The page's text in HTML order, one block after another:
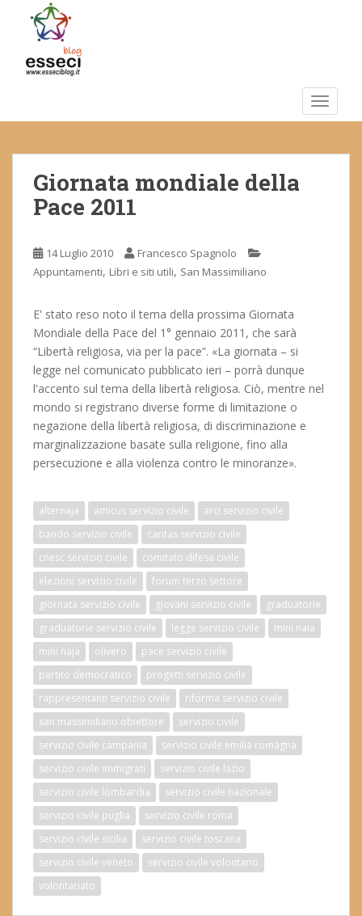
m
Giornata mondiale della
Pace 2011
14 Luglio 2010
Francesco Spagnolo
Appuntamenti, Libri e siti utili, San Massimiliano
E' stato reso noto il tema della prossima Giornata
Mondiale della Pace del 1° gennaio 2011, che sarà
“Libertà religiosa, via per la pace”. «La giornata – si
legge nel comunicato pubblicato ieri – porrà dunque
l'accento sul tema della libertà religiosa. Ciò, mentre nel
mondo si registrano diverse forme di limitazione o
negazione della libertà religiosa, di discriminazione e
marginalizzazione basate sulla religione, fino alla
persecuzione e alla violenza contro le minoranze».
alternaja amicus servizio civile
arci servizio civile
bando servizio civile
caritas servizio civile
cnesc servizio civile
comitato difesa civile
elezioni servizio civile
forum terzo settore
giornata servizio civile
giovani servizio civile
graduatorie
graduatorie servizio civile
legge servizio civile
mini naia
mini naja
olivero
pace servizio civile
partito democratico
progetti servizio civile
rappresentanti servizio civile
riforma servizio civile
san massimiliano obiettore
servizio civile
servizio civile campania
servizio civile emilia romagna
servizio civile immigrati
servizio civile lazio
servizio civile lombardia
servizio civile nazionale
servizio civile puglia
servizio civile roma
servizio civile sicilia
servizio civile toscana
servizio civile veneto
servizio civile volontario
volontariato